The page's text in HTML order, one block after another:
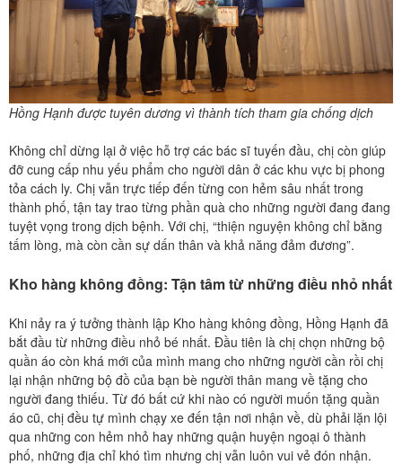
Hồng Hạnh được tuyên dương vì thành tích tham gia chống dịch
Không chỉ dừng lại ở việc hỗ trợ các bác sĩ tuyến đầu, chị còn giúp
đỡ cung cấp nhu yếu phẩm cho người dân ở các khu vực bị phong
tỏa cách ly. Chị vẫn trực tiếp đến từng con hẻm sâu nhất trong
thành phố, tận tay trao từng phần quà cho những người đang đang
tuyệt vọng trong dịch bệnh. Với chị, “thiện nguyện không chỉ bằng
tấm lòng, mà còn cần sự dấn thân và khả năng đảm đương”.
Kho hàng không đồng: Tận tâm từ những điều nhỏ nhất
Khi nảy ra ý tưởng thành lập Kho hàng không đồng, Hồng Hạnh đã
bắt đầu từ những điều nhỏ bé nhất. Đầu tiên là chị chọn những bộ
quần áo còn khá mới của mình mang cho những người cần rồi chị
lại nhận những bộ đồ của bạn bè người thân mang về tặng cho
người đang thiếu. Từ đó bất cứ khi nào có người muốn tặng quần
áo cũ, chị đều tự mình chạy xe đến tận nơi nhận về, dù phải lặn lội
qua những con hẻm nhỏ hay những quận huyện ngoại ô thành
phố, những địa chỉ khó tìm nhưng chị vẫn luôn vui vẻ đón nhận.